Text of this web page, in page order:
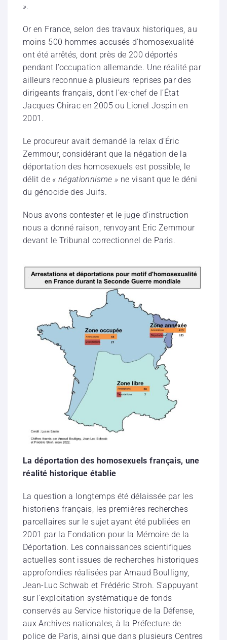
».
Or en France, selon des travaux historiques, au
moins 500 hommes accusés d’homosexualité
ont été arrêtés, dont près de 200 déportés
pendant l’occupation allemande. Une réalité par
ailleurs reconnue à plusieurs reprises par des
dirigeants français, dont l’ex-chef de l’État
Jacques Chirac en 2005 ou Lionel Jospin en
2001.
Le procureur avait demandé la relax d’Éric
Zemmour, considérant que la négation de la
déportation des homosexuels est possible, le
délit de « négationnisme » ne visant que le déni
du génocide des Juifs.
Nous avons contester et le juge d’instruction
nous a donné raison, renvoyant Eric Zemmour
devant le Tribunal correctionnel de Paris.
La déportation des homosexuels français, une
réalité historique établie
La question a longtemps été délaissée par les
historiens français, les premières recherches
parcellaires sur le sujet ayant été publiées en
2001 par la Fondation pour la Mémoire de la
Déportation. Les connaissances scientifiques
actuelles sont issues de recherches historiques
approfondies réalisées par Arnaud Boulligny,
Jean-Luc Schwab et Frédéric Stroh. S’appuyant
sur l’exploitation systématique de fonds
conservés au Service historique de la Défense,
aux Archives nationales, à la Préfecture de
police de Paris, ainsi que dans plusieurs Centres